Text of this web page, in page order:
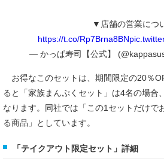
▼店舗の営業につ
https://t.co/Rp7Brna8BN
— かっぱ寿司【公式】
お得なこのセットは、期間限定の20％
ると「家族まんぷくセット」は4名の場合
なります。同社では「この1セットだけで
る商品」としています。
「テイクアウト限定セット」詳細